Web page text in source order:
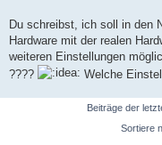
Du schreibst, ich soll in den
Hardware mit der realen
weiteren Einstellungen
????
Welche
Beiträge der
Sortiere